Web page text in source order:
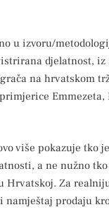
u izvoru/
djelatnost,
na hrvatskom
više pokazuje tko
a ne nužno
Hrvatskoj. Za
prodaju